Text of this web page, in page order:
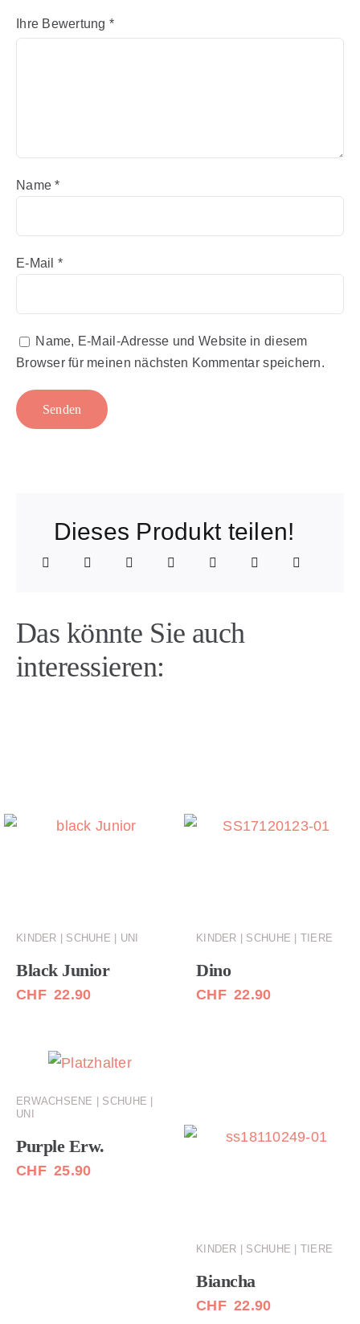
Ihre Bewertung*
Name*
E-Mail *
Name, E-Mail-Adresse und Website in diesem
Browser für meinen nächsten Kommentar speichern.
Dieses Produkt teilen!
Das könnte Sie auch
interessieren:
KINDER | SCHUHE | UNI
Black Junior
CHF 22.90
KINDER | SCHUHE | TIERE
Dino
CHF 22.90
ERWACHSENE | SCHUHE |
UNI
Purple Erw.
CHF 25.90
KINDER | SCHUHE | TIERE
Biancha
CHF 22.90